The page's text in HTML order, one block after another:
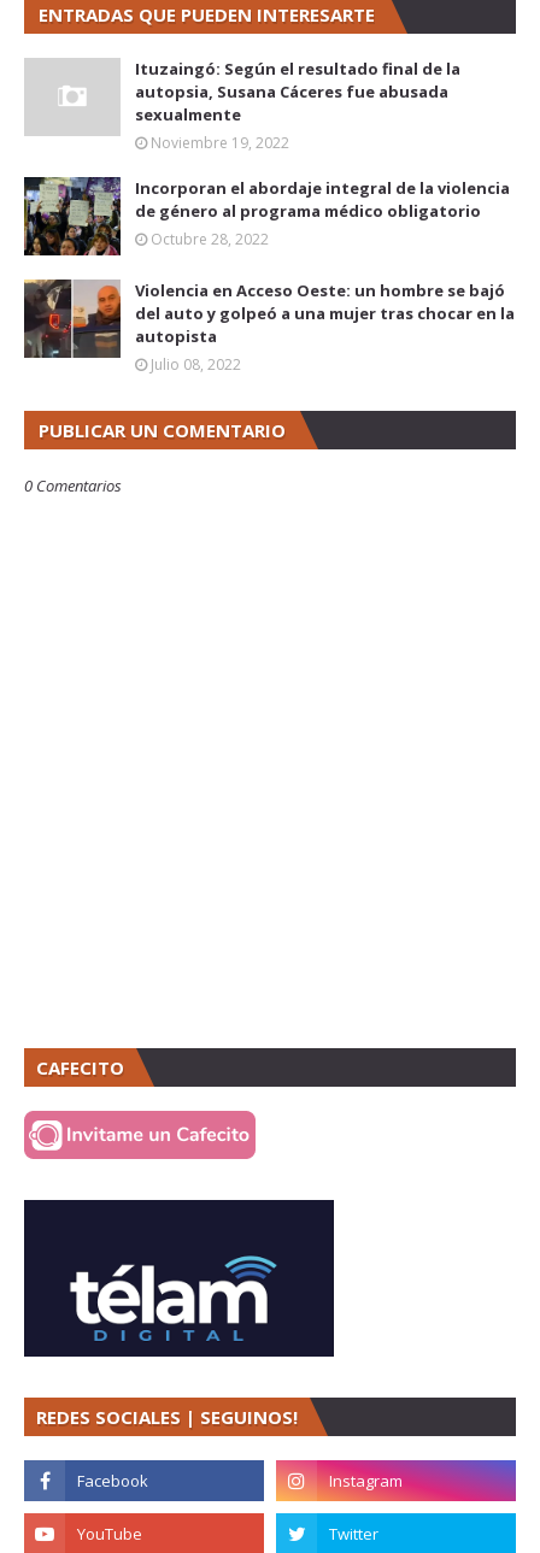
ENTRADAS QUE PUEDEN INTERESARTE
Ituzaingó: Según el resultado final de la
autopsia, Susana Cáceres fue abusada
sexualmente
Noviembre 19, 2022
Incorporan el abordaje integral de la violencia
de género al programa médico obligatorio
Octubre 28, 2022
Violencia en Acceso Oeste: un hombre se bajó
del auto y golpeó a una mujer tras chocar en la
autopista
Julio 08, 2022
PUBLICAR UN COMENTARIO
0 Comentarios
CAFECITO
REDES SOCIALES | SEGUINOS!